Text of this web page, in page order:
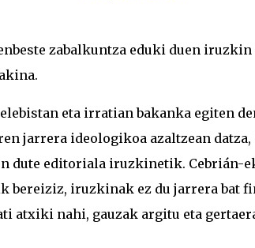
zabalkuntza eduki duen
eta irratian bakanka egiten
jarrera ideologikoa azaltzean datza,
dute editoriala iruzkinetik. Cebrián-
bereiziz, iruzkinak ez du jarrera bat
atxiki nahi, gauzak argitu eta